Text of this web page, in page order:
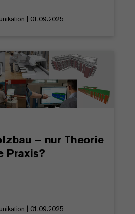
| 01.09.2025
– nur Theorie
Praxis?
| 01.09.2025